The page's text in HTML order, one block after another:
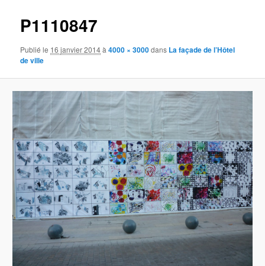
P1110847
Publié le 16 janvier 2014à4000 × 3000dans La façade de l’Hôtel
de ville